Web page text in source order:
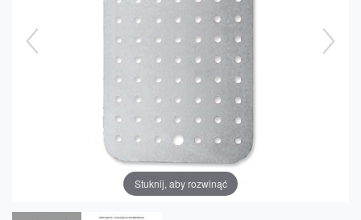
Stuknij, aby rozwinąć